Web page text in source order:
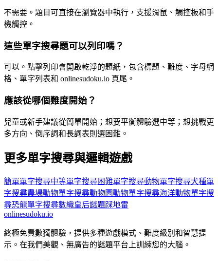
不需要。題目可直接在瀏覽器中執行，支援滑鼠、觸控板和手
機觸控。
這些單字搜尋題可以列印嗎？
可以。點擊列印會開啟乾淨的題紙，包含標題、難度、字母網
格、單字列表和 onlinesudoku.io 頁尾。
應該從哪個難度開始？
兒童或新手建議從簡單開始；想要平衡體驗選中等；想挑戰更
多方向、倒序詞和長詞表則選困難。
更多單字搜尋與邏輯遊戲
簡單單字搜尋中等單字搜尋困難單字搜尋動物單字搜尋犬種單
字搜尋農場動物單字搜尋動物園動物單字搜尋海洋動物單字搜
尋恐龍單字搜尋數織皇后謎題踩地雷
onlinesudoku.io
終極免費數獨體驗，提供多種遊戲模式、難度級別和智慧提
示。在我們美觀、無廣告的謎題平台上訓練您的大腦。